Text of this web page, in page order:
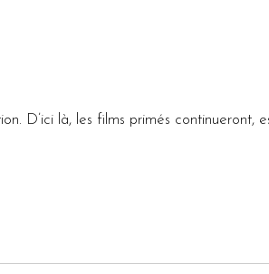
D’ici là, les films primés continueront,